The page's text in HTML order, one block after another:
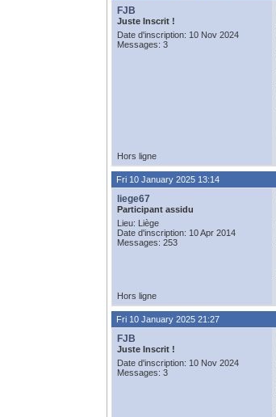
FJB
Juste Inscrit !
Date d'inscription: 10 Nov 2024
Messages: 3
Hors ligne
Fri 10 January 2025 13:14
liege67
Participant assidu
Lieu: Liège
Date d'inscription: 10 Apr 2014
Messages: 253
Hors ligne
Fri 10 January 2025 21:27
FJB
Juste Inscrit !
Date d'inscription: 10 Nov 2024
Messages: 3